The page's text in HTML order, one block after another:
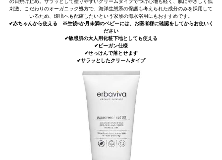
の日焼け止め。サラッとして塗りやすいクリームタイプでつけ心地も軽く、肌にやさしく低
刺激。こだわりのオーガニック処方で、海洋生態系の保護も考えられた成分のみを採用して
いるため、環境へも配慮したいという家族の海水浴用にもおすすめです。
✔︎赤ちゃんから使える ※生後6か月未満のベビーには、お医者様に確認をしてからお使いく
ださい
✔︎敏感肌の大人用化粧下地としても使える
✔︎ビーガン仕様
✔︎せっけんで落とせます
✔︎サラッとしたクリームタイプ